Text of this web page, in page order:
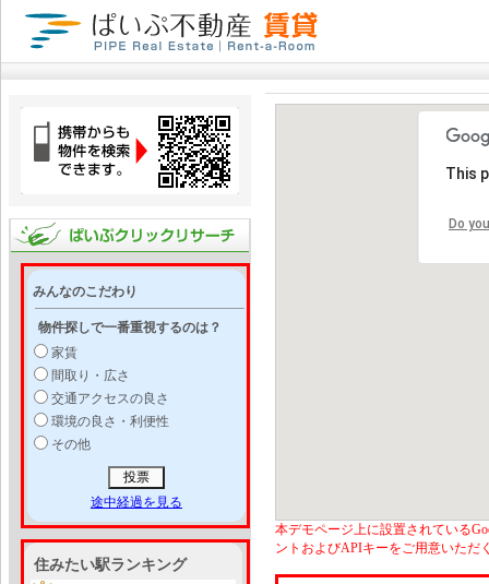
みんなのこだわり
物件探しで一番重視するのは？
家賃
間取り・広さ
交通アクセスの良さ
環境の良さ・利便性
その他
途中経過を見る
住みたい駅ランキング
This
Do
本デモページ上に設置されている
ントおよびAPIキーをご用意いただ